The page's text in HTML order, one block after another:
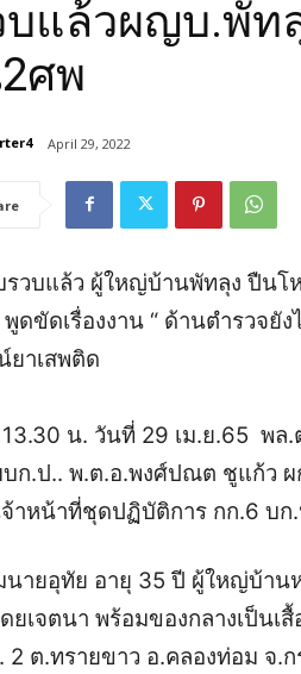
บแล้วผญบ.พัท
ศพ
April 29, 2022
รวบแล้ว ผู้ใหญ่บ้านพัทลุง ปืนโ
พูดขัดเรื่องงาน “ ด้านตำรวจ
ยาเสพติด
13.30 น. วันที่ 29 เม.ย.65 พ
ก.ป.. พ.ต.อ.พงศ์ปณต ชูแก้ว
จ้าหน้าที่ชุดปฏิบัติการ กก.6 บก
นายอุทัย อายุ 35 ปี ผู้ใหญ่บ้าน
ยเจตนา พร้อมของกลางเป็นเ
2 ต.ทรายขาว อ.คลองท่อม จ.ก